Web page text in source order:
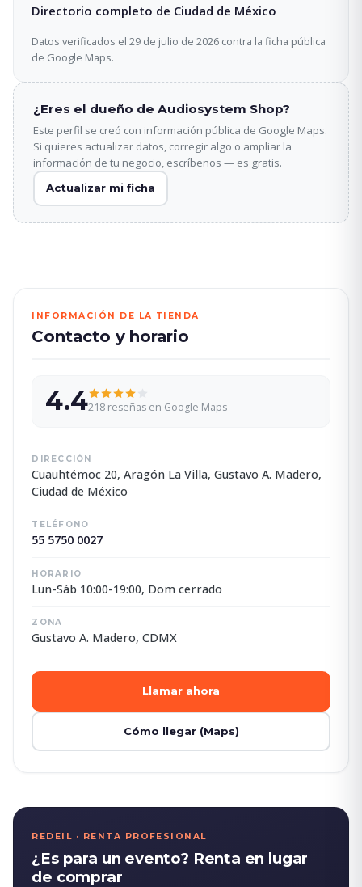
Directorio completo de Ciudad de México
Datos verificados el 29 de julio de 2026 contra la ficha pública
de Google Maps.
¿Eres el dueño de Audiosystem Shop?
Este perfil se creó con información pública de Google Maps.
Si quieres actualizar datos, corregir algo o ampliar la
información de tu negocio, escríbenos — es gratis.
Actualizar mi ficha
INFORMACIÓN DE LA TIENDA
Contacto y horario
4.4218 reseñas en Google Maps
DIRECCIÓN
Cuauhtémoc 20, Aragón La Villa, Gustavo A. Madero,
Ciudad de México
TELÉFONO
55 5750 0027
HORARIO
Lun-Sáb 10:00-19:00, Dom cerrado
ZONA
Gustavo A. Madero, CDMX
Llamar ahora
Cómo llegar (Maps)
REDEIL · RENTA PROFESIONAL
¿Es para un evento? Renta en lugar
de comprar